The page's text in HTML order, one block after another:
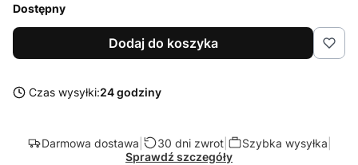
Dostępny
Dodaj do koszyka
Czas wysyłki:24 godziny
Darmowa dostawa 30 dni zwrot| Szybka wysyłka
Sprawdź szczegóły